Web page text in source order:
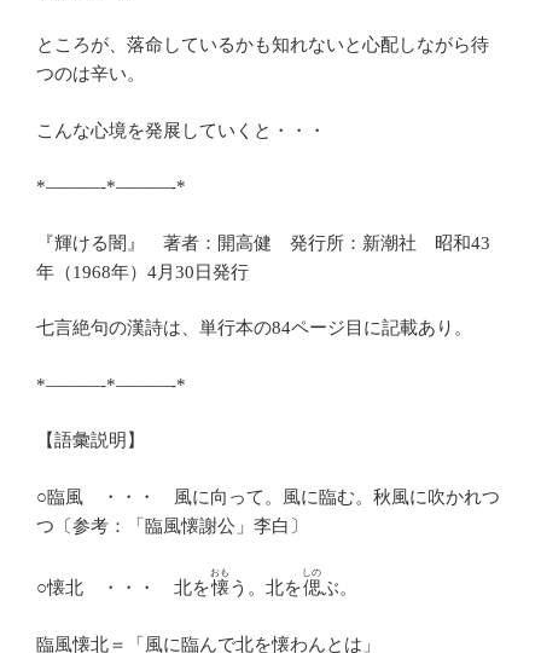
ところが、落命しているかも知れないと心配しながら待
つのは辛い。
こんな心境を発展していくと・・・
*———-*———-*
『輝ける闇』 著者：開高健 発行所：新潮社 昭和43
年（1968年）4月30日発行
七言絶句の漢詩は、単行本の84ページ目に記載あり。
*———-*———-*
【語彙説明】
○臨風 ・・・ 風に向って。風に臨む。秋風に吹かれつ
つ〔参考：「臨風懐謝公」李白〕
○懐北 ・・・ 北を懐
おも
う。北を偲
しの
ぶ。
臨風懐北＝「風に臨んで北を懐わんとは」